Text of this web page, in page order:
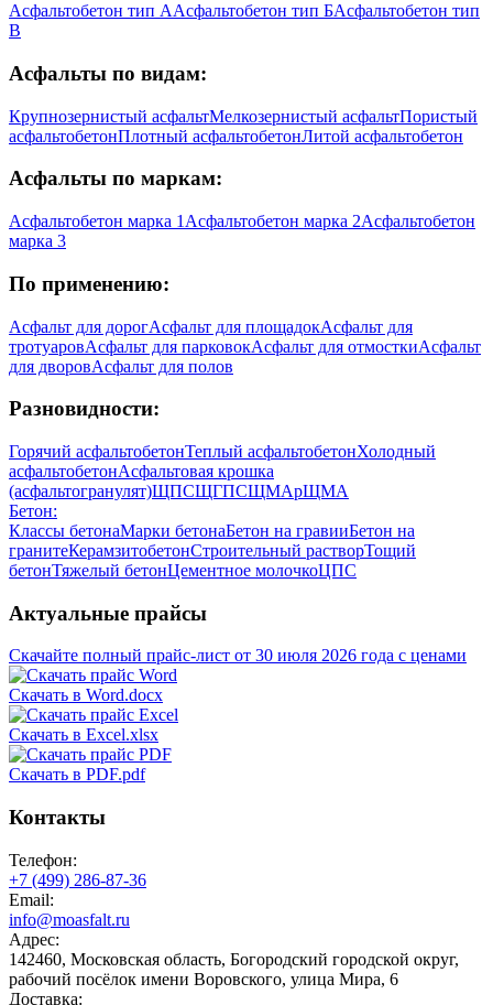
Асфальтобетон тип ААсфальтобетон тип БАсфальтобетон тип
В
Асфальты по видам:
Крупнозернистый асфальтМелкозернистый асфальтПористый
асфальтобетонПлотный асфальтобетонЛитой асфальтобетон
Асфальты по маркам:
Асфальтобетон марка 1 Асфальтобетон марка 2Асфальтобетон
марка 3
По применению:
Асфальт для дорогАсфальт для площадокАсфальт для
тротуаровАсфальт для парковокАсфальт для отмосткиАсфальт
для дворовАсфальт для полов
Разновидности:
Горячий асфальтобетонТеплый асфальтобетонХолодный
асфальтобетонАсфальтовая крошка
(асфальтогранулят)ЩПСЩГПСЩМАрЩМА
Бетон:
Классы бетонаМарки бетонаБетон на гравииБетон на
гранитеКерамзитобетонСтроительный растворТощий
бетонТяжелый бетонЦементное молочкоЦПС
Актуальные прайсы
Скачайте полный прайс-лист от 30 июля 2026 года с ценами
Скачать в Word.docx
Скачать в Excel.xlsx
Скачать в PDF.pdf
Контакты
Телефон:
+7 (499) 286-87-36
Email:
info@moasfalt.ru
Адрес:
142460, Московская область, Богородский городской округ,
рабочий посёлок имени Воровского, улица Мира, 6
Доставка: